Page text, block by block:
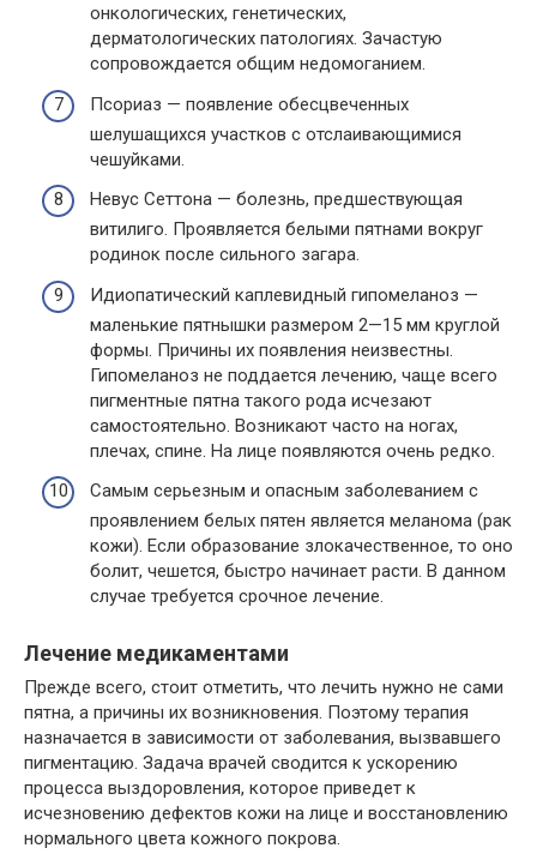
онкологических, генетических,
дерматологических патологиях. Зачастую
сопровождается общим недомоганием.
Псориаз — появление обесцвеченных
шелушащихся участков с отслаивающимися
чешуйками.
Невус Сеттона — болезнь, предшествующая
витилиго. Проявляется белыми пятнами вокруг
родинок после сильного загара.
Идиопатический каплевидный гипомеланоз —
маленькие пятнышки размером 2—15 мм круглой
формы. Причины их появления неизвестны.
Гипомеланоз не поддается лечению, чаще всего
пигментные пятна такого рода исчезают
самостоятельно. Возникают часто на ногах,
плечах, спине. На лице появляются очень редко.
Самым серьезным и опасным заболеванием с
проявлением белых пятен является меланома (рак
кожи). Если образование злокачественное, то оно
болит, чешется, быстро начинает расти. В данном
случае требуется срочное лечение.
Лечение медикаментами
Прежде всего, стоит отметить, что лечить нужно не сами
пятна, а причины их возникновения. Поэтому терапия
назначается в зависимости от заболевания, вызвавшего
пигментацию. Задача врачей сводится к ускорению
процесса выздоровления, которое приведет к
исчезновению дефектов кожи на лице и восстановлению
нормального цвета кожного покрова.